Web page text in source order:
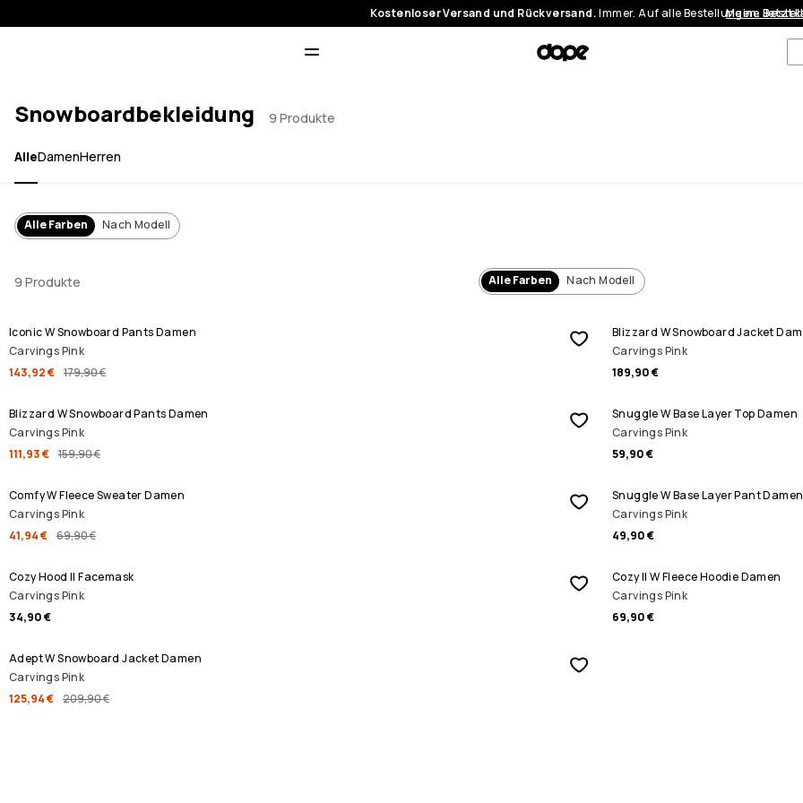
Kostenloser Versand und Rückversand.Immer. Auf alle Bestellungen. Jetzt
Meine
Snowboardbekleidung 9 Produkte
AlleDamenHerren
Alle Farben Nach Modell
9 Produkte Alle Farben Nach Modell
Iconic W Snowboard Pants Damen
Carvings Pink
143,92 € 179,90 €
Blizzard W Snowboard Jacket
Carvings Pink
189,90 €
SALE
Blizzard W Snowboard Pants Damen
Carvings Pink
111,93 € 159,90 €
Snuggle W Base Layer Top Damen
Carvings Pink
59,90 €
SALE
Comfy W Fleece Sweater Damen
Carvings Pink
41,94 € 69,90 €
Snuggle W Base Layer Pant Damen
Carvings Pink
49,90 €
Cozy Hood II Facemask
Carvings Pink
34,90 €
Cozy II W Fleece Hoodie Damen
Carvings Pink
69,90 €
SALE
Adept W Snowboard Jacket Damen
Carvings Pink
125,94 € 209,90 €